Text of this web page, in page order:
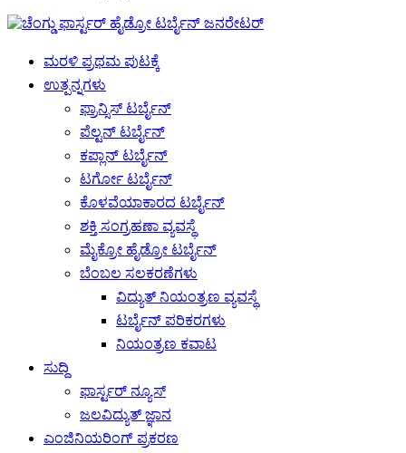
ಮರಳಿ ಪ್ರಥಮ ಪುಟಕ್ಕೆ
ಉತ್ಪನ್ನಗಳು
ಫ್ರಾನ್ಸಿಸ್ ಟರ್ಬೈನ್
ಪೆಲ್ಟನ್ ಟರ್ಬೈನ್
ಕಪ್ಲಾನ್ ಟರ್ಬೈನ್
ಟರ್ಗೋ ಟರ್ಬೈನ್
ಕೊಳವೆಯಾಕಾರದ ಟರ್ಬೈನ್
ಶಕ್ತಿ ಸಂಗ್ರಹಣಾ ವ್ಯವಸ್ಥೆ
ಮೈಕ್ರೋ ಹೈಡ್ರೋ ಟರ್ಬೈನ್
ಬೆಂಬಲ ಸಲಕರಣೆಗಳು
ವಿದ್ಯುತ್ ನಿಯಂತ್ರಣ ವ್ಯವಸ್ಥೆ
ಟರ್ಬೈನ್ ಪರಿಕರಗಳು
ನಿಯಂತ್ರಣ ಕವಾಟ
ಸುದ್ದಿ
ಫಾರ್ಸ್ಟರ್ ನ್ಯೂಸ್
ಜಲವಿದ್ಯುತ್ ಜ್ಞಾನ
ಎಂಜಿನಿಯರಿಂಗ್ ಪ್ರಕರಣ